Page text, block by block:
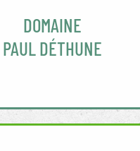
DOMAINE
PAUL DÉTHUNE